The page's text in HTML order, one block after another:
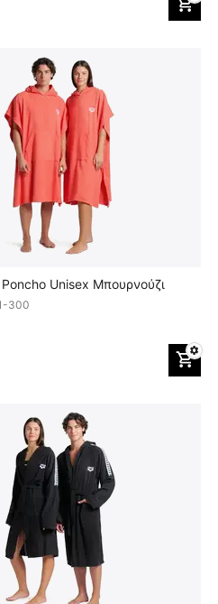
Unisex Μπουρνούζι
300